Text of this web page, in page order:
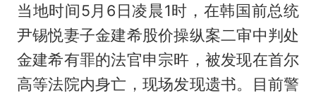
当地时间5月6日凌晨1时，在韩国前总统
尹锡悦妻子金建希股价操纵案二审中判处
金建希有罪的法官申宗旿，被发现在首尔
高等法院内身亡，现场发现遗书。目前警